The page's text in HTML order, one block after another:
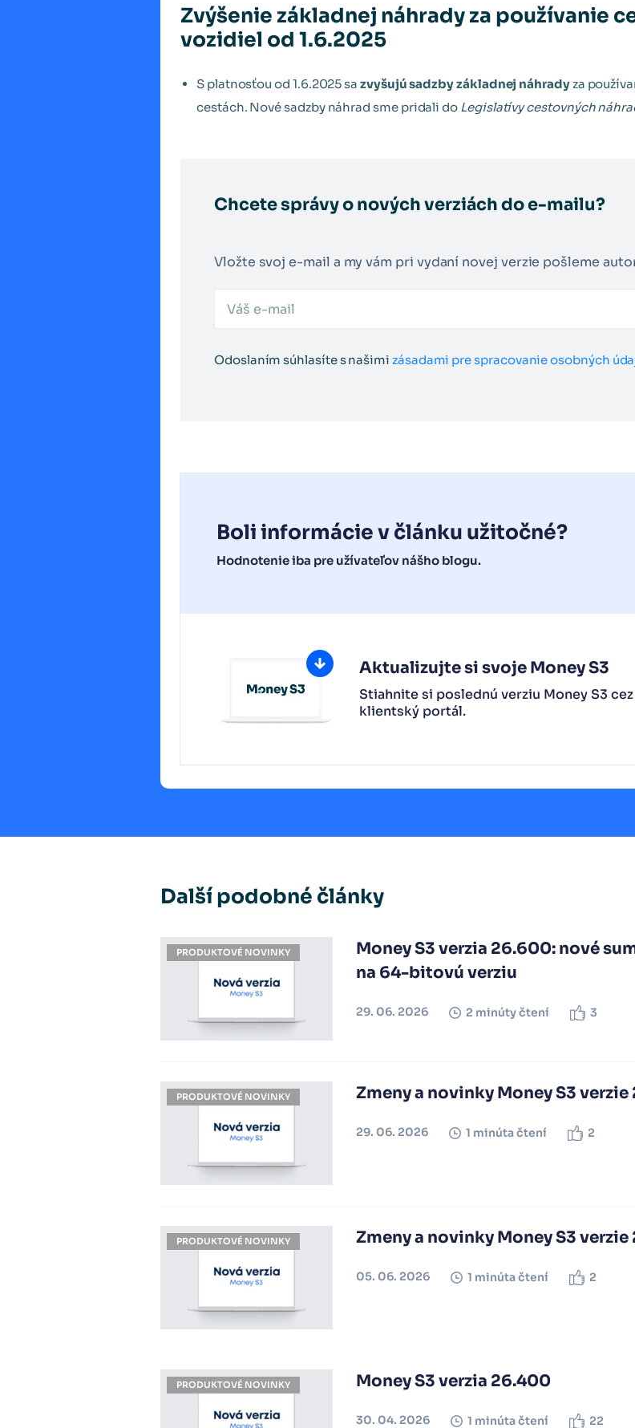
Zvýšenie základnej náhrady za používanie
vozidiel od 1.6.2025
S platnosťou od 1.6.2025 sazvyšujú sadzby základnej náhradyza
cestách. Nové sadzby náhrad sme pridali do Legislatívy cestovných
Chcete správy o nových verziách do e-mailu?
Vložte svoj e-mail a my vám pri vydaní novej verzie pošleme
Odoslaním súhlasíte s našimi zásadami pre spracovanie osobných
Boli informácie v článku užitočné?
Hodnotenie iba pre užívateľov nášho blogu.
Aktualizujte si svoje Money S3
Stiahnite si poslednú verziu Money S3 cez
klientský portál.
Další podobné články
PRODUKTOVÉ NOVINKY
Money S3 verzia 26.600: nové
na 64-bitovú verziu
29. 06. 2026 2 minúty čtení 3
PRODUKTOVÉ NOVINKY Zmeny a novinky Money S3
29. 06. 2026 1 minúta čtení 2
PRODUKTOVÉ NOVINKY Zmeny a novinky Money S3
05. 06. 2026 1 minúta čtení 2
PRODUKTOVÉ NOVINKY Money S3 verzia 26.400
30. 04. 2026 1 minúta čtení 22